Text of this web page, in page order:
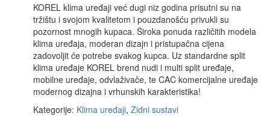
KOREL klima uređaji već dugi niz godina prisutni su na
tržištu i svojom kvalitetom i pouzdanošću privukli su
pozornost mnogih kupaca. Široka ponuda različitih modela
klima uređaja, moderan dizajn i pristupačna cijena
zadovoljit će potrebe svakog kupca. Uz standardne split
klima uređaje KOREL brend nudi i multi split uređaje,
mobilne uređaje, odvlaživače, te CAC komercijalne uređaje
modernog dizajna i vrhunskih karakteristika!
Kategorije: Klima uređaji, Zidni sustavi